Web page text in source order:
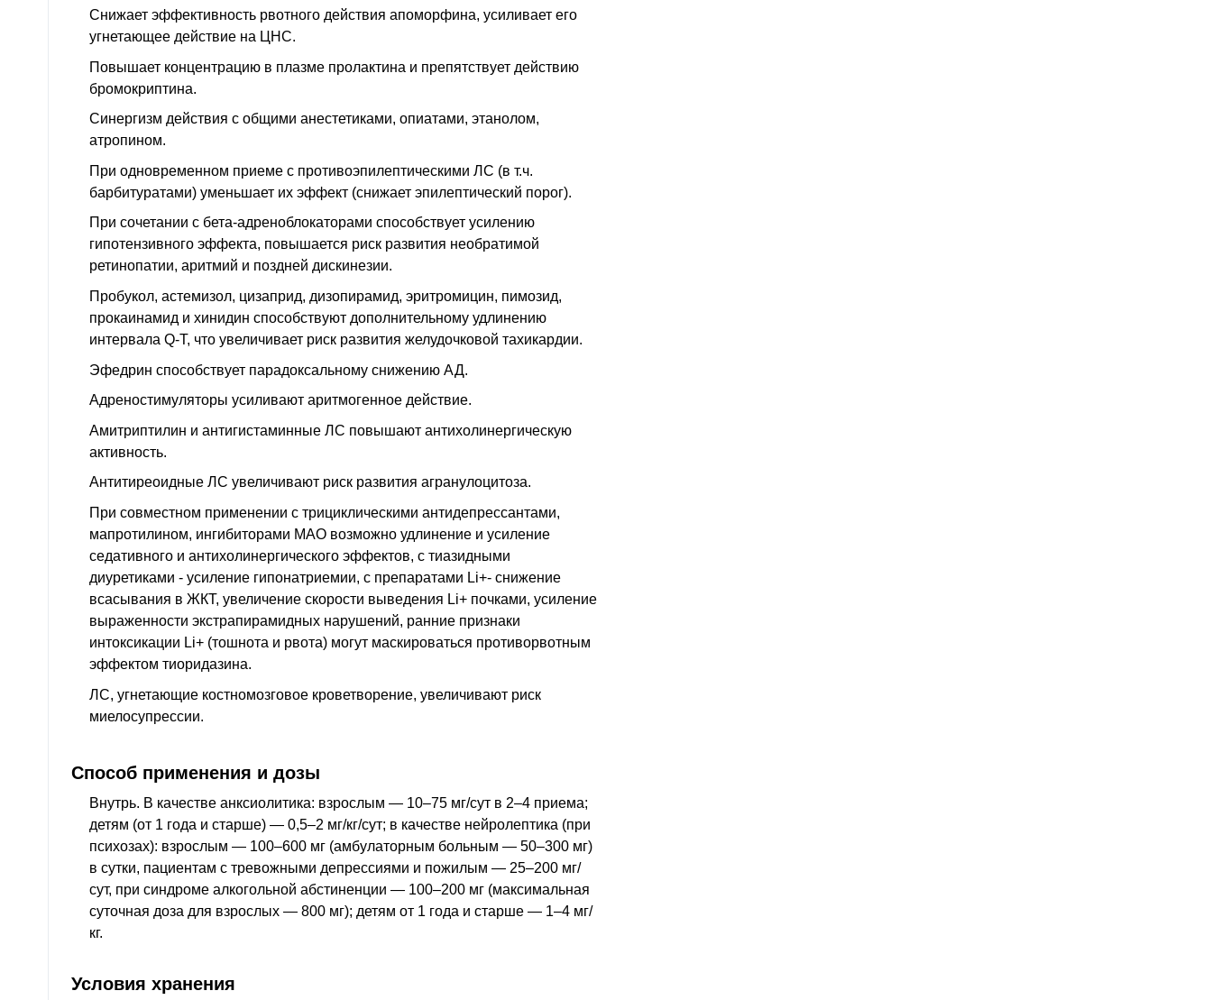
Снижает эффективность рвотного действия апоморфина, усиливает его
угнетающее действие на ЦНС.
Повышает концентрацию в плазме пролактина и препятствует действию
бромокриптина.
Синергизм действия с общими анестетиками, опиатами, этанолом,
атропином.
При одновременном приеме с противоэпилептическими ЛС (в т.ч.
барбитуратами) уменьшает их эффект (снижает эпилептический порог).
При сочетании с бета-адреноблокаторами способствует усилению
гипотензивного эффекта, повышается риск развития необратимой
ретинопатии, аритмий и поздней дискинезии.
Пробукол, астемизол, цизаприд, дизопирамид, эритромицин, пимозид,
прокаинамид и хинидин способствуют дополнительному удлинению
интервала Q-T, что увеличивает риск развития желудочковой тахикардии.
Эфедрин способствует парадоксальному снижению АД.
Адреностимуляторы усиливают аритмогенное действие.
Амитриптилин и антигистаминные ЛС повышают антихолинергическую
активность.
Антитиреоидные ЛС увеличивают риск развития агранулоцитоза.
При совместном применении с трициклическими антидепрессантами,
мапротилином, ингибиторами МАО возможно удлинение и усиление
седативного и антихолинергического эффектов, с тиазидными
диуретиками - усиление гипонатриемии, с препаратами Li+- снижение
всасывания в ЖКТ, увеличение скорости выведения Li+ почками, усиление
выраженности экстрапирамидных нарушений, ранние признаки
интоксикации Li+ (тошнота и рвота) могут маскироваться противорвотным
эффектом тиоридазина.
ЛС, угнетающие костномозговое кроветворение, увеличивают риск
миелосупрессии.
Способ применения и дозы
Внутрь. В качестве анксиолитика: взрослым — 10–75 мг/сут в 2–4 приема;
детям (от 1 года и старше) — 0,5–2 мг/кг/сут; в качестве нейролептика (при
психозах): взрослым — 100–600 мг (амбулаторным больным — 50–300 мг)
в сутки, пациентам с тревожными депрессиями и пожилым — 25–200 мг/
сут, при синдроме алкогольной абстиненции — 100–200 мг (максимальная
суточная доза для взрослых — 800 мг); детям от 1 года и старше — 1–4 мг/
кг.
Условия хранения